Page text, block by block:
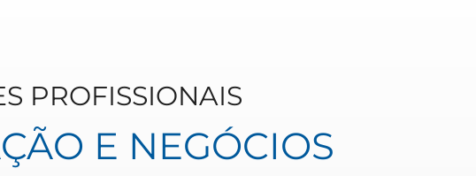
PROFISSIONAIS
E NEGÓCIOS